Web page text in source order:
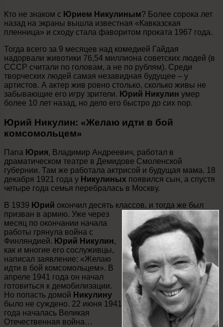
Кто не знаком с Юрием Никулиным? Более сорока лет
назад на экраны вышла известная «Кавказская
пленница» и сходу стала фаворитом проката 1967 года.
Тогда всего за 9 месяцев над комедией Гайдая
надорвали животики 76,54 миллиона советских людей (в
СССР считали по головам, а не по рублям). Среди
творческих людей самая незавидная будущее – у
артистов. А актер жив ровно столько, сколько живы не
забывающие его игру зрители. Юрий Никулин умер
более 10 лет назад, но дело его быстро до сих пор.
Юрий Никулин: «Желаю идти в бой
комсомольцем»
Папа Юрия, Владимир Андреевич, работал в
драматическом театре в Демидове Смоленской
губернии. Там же работала актрисой и будущая мама. 18
декабря 1921 года у Никулиных появился сын, а спустя
четыре года семья перебралась в Москву.
В 1939 Юрий окончил десять классов, и тогда же был
призван в армию. Уже через
месяц по окончании начала
работы грянула война с
Финляндией. Юрий Никулин,
как и многие его сослуживцы,
написал заявление: «Желаю
идти в бой комсомольцем». В
апреле 1941 года он начал
готовиться к демобилизации.
Но попасть домой Никулину
было не суждено. 22 июня 1941
года началась Великая
Отечественная война…